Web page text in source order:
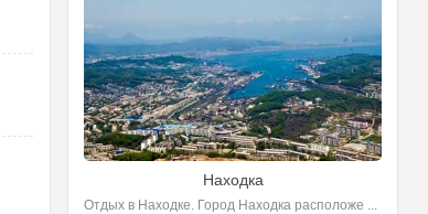
Находка
Отдых в Находке. Город Находка расположе ...